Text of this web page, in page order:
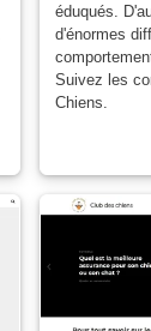
éduqués.
d'énormes
Suivez les
Chiens.